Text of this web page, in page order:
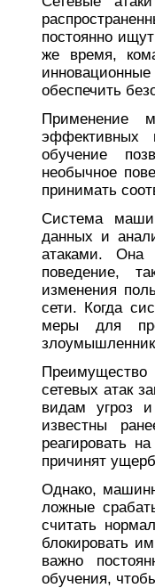
постоянно
же время,
обеспечить
Применение
эффективных
обучение
необычное
принимать
Система
данных и
атаками. Она
поведение,
изменения
сети. Когда
меры для
сетевых атак
видам угроз
известны
реагировать
причинят
Однако,
ложные
считать
блокировать
важно
обучения,